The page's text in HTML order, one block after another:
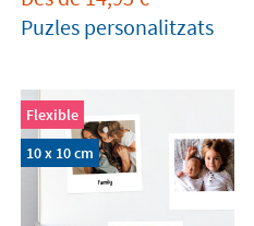
Puzles personalitzats
Flexible
10 x 10 cm